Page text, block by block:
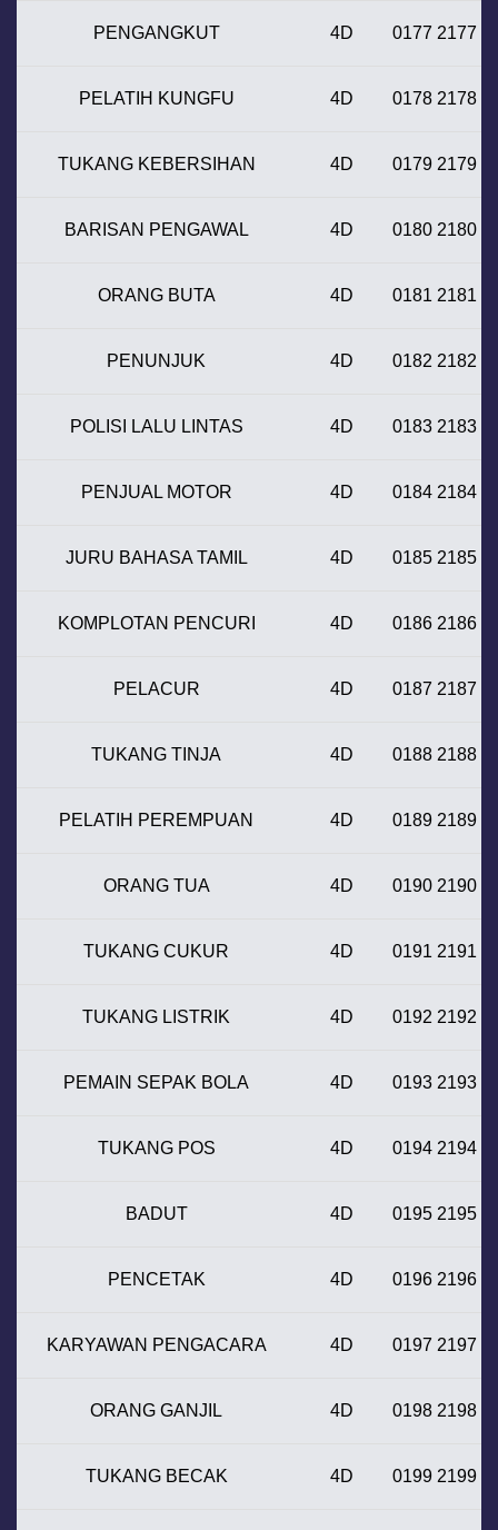
PENGANGKUT 4D 0177 2177
PELATIH KUNGFU 4D 0178 2178
TUKANG KEBERSIHAN 4D 0179 2179
BARISAN PENGAWAL 4D 0180 2180
ORANG BUTA 4D 0181 2181
PENUNJUK 4D 0182 2182
POLISI LALU LINTAS 4D 0183 2183
PENJUAL MOTOR 4D 0184 2184
JURU BAHASA TAMIL 4D 0185 2185
KOMPLOTAN PENCURI 4D 0186 2186
PELACUR 4D 0187 2187
TUKANG TINJA 4D 0188 2188
PELATIH PEREMPUAN 4D 0189 2189
ORANG TUA 4D 0190 2190
TUKANG CUKUR 4D 0191 2191
TUKANG LISTRIK 4D 0192 2192
PEMAIN SEPAK BOLA 4D 0193 2193
TUKANG POS 4D 0194 2194
BADUT 4D 0195 2195
PENCETAK 4D 0196 2196
KARYAWAN PENGACARA 4D 0197 2197
ORANG GANJIL 4D 0198 2198
TUKANG BECAK 4D 0199 2199